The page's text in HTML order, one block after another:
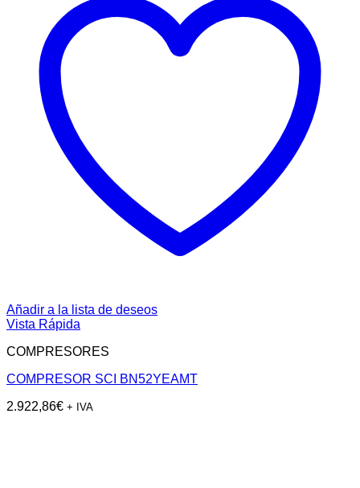
Añadir a la lista de deseos
Vista Rápida
COMPRESORES
COMPRESOR SCI BN52YEAMT
2.922,86€ + IVA